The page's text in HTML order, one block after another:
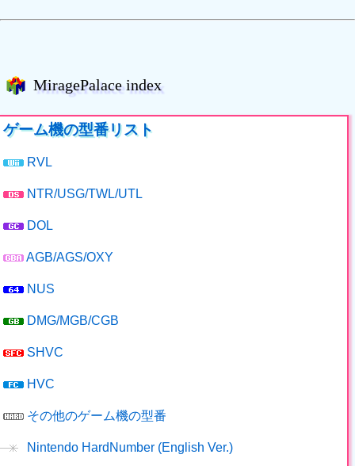
MiragePalace index
ゲーム機の型番リスト
RVL
NTR/USG/TWL/UTL
DOL
AGB/AGS/OXY
NUS
DMG/MGB/CGB
SHVC
HVC
その他のゲーム機の型番
Nintendo HardNumber (English Ver.)